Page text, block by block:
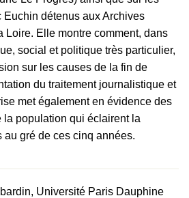
détenus aux Archives
Loire. Elle montre comment, dans
social et politique très particulier,
sur les causes de la fin de
du traitement journalistique et
met également en évidence des
population qui éclairent la
au gré de ces cinq années.
Université Paris Dauphine